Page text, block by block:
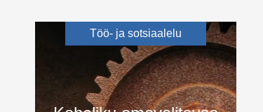
Töö- ja sotsiaalelu